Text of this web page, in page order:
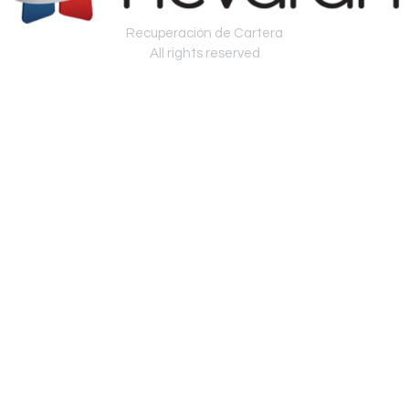
Recuperación de Cartera
All rights reserved